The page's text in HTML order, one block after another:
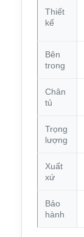
Thiết
kế
Bên
trong
Chân
tủ
Trọng
lượng
Xuất
xứ
Bảo
hành